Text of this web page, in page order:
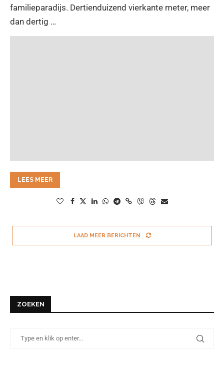
familieparadijs. Dertienduizend vierkante meter, meer
dan dertig …
LEES MEER
LAAD MEER BERICHTEN
ZOEKEN